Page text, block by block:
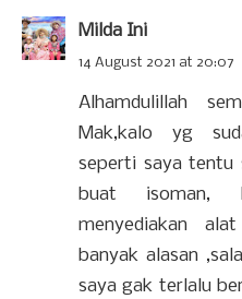
Milda Ini
14 August 2021 at 20:07
Alhamdulillah
Mak,kalo yg
seperti saya tentu
buat isoman,
menyediakan
banyak alasan
saya gak terlalu